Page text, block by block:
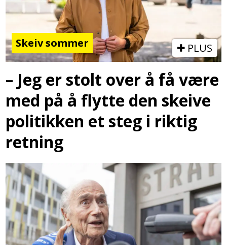
Skeiv sommer PLUS
– Jeg er stolt over å få være
med på å flytte den skeive
politikken et steg i riktig
retning